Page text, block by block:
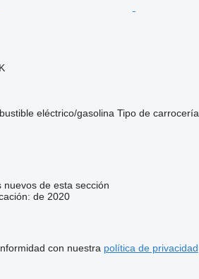
eléctrico/gasolina Tipo de carrocería
de esta sección
de 2020
con nuestra política de privacidad